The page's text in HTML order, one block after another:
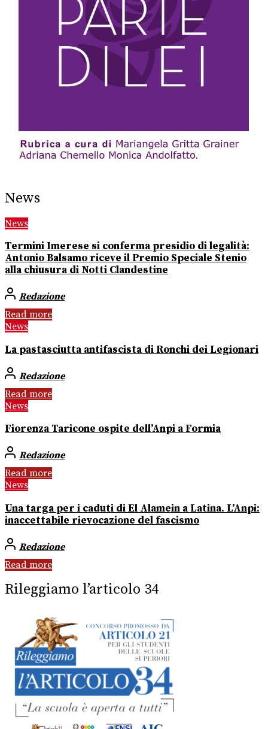
News
News
Termini Imerese si conferma presidio di legalità:
Antonio Balsamo riceve il Premio Speciale Stenio
alla chiusura di Notti Clandestine
Redazione
Read more
News
La pastasciutta antifascista di Ronchi dei Legionari
Redazione
Read more
News
Fiorenza Taricone ospite dell’Anpi a Formia
Redazione
Read more
News
Una targa per i caduti di El Alamein a Latina. L’Anpi:
inaccettabile rievocazione del fascismo
Redazione
Read more
Rileggiamo l’articolo 34